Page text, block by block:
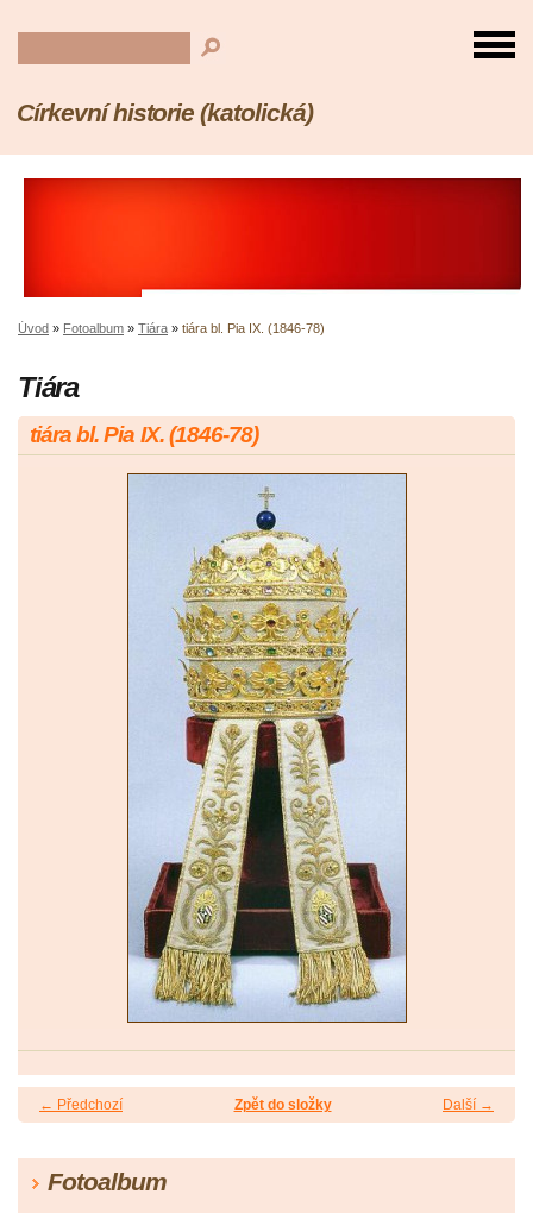
Církevní historie (katolická)
Úvod » Fotoalbum » Tiára » tiára bl. Pia IX. (1846-78)
Tiára
tiára bl. Pia IX. (1846-78)
← Předchozí Další →
Zpět do složky
Fotoalbum